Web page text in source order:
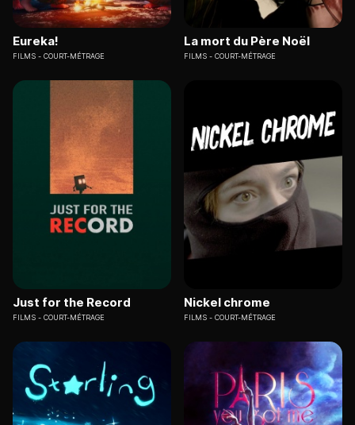
Eureka!
FILMS COURT-MÉTRAGE
La mort du Père Noël
FILMS COURT-MÉTRAGE
Just for the Record
FILMS COURT-MÉTRAGE
Nickel chrome
FILMS COURT-MÉTRAGE